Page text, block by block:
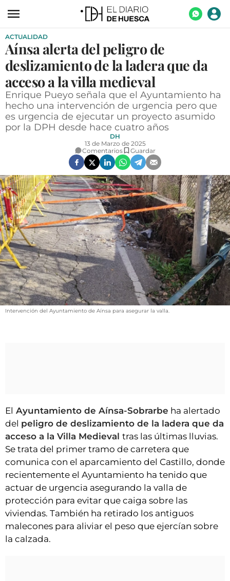
ACTUALIDAD
ECONOMÍA
TURISMO
AGROALIMENTACIÓN
DEPORTES
SOCIEDAD
OPINIÓN
GALERÍAS
VÍDEOS
CONTACTAR
FIESTAS EN EL ALTO ARAGÓN
FIESTAS DE SAN LORENZO
AGENDA
CLUB DEL AMIGO MILITANTE
INICIAR SESIÓN
ACTUALIDAD
Aínsa alerta del peligro de
deslizamiento de la ladera que da
acceso a la villa medieval
Enrique Pueyo señala que el Ayuntamiento ha
hecho una intervención de urgencia pero que
es urgencia de ejecutar un proyecto asumido
por la DPH desde hace cuatro años
DH
13 de Marzo de 2025
Comentarios
Guardar
Intervención del Ayuntamiento de Aínsa para asegurar la valla.
El Ayuntamiento de Aínsa-Sobrarbe ha alertado
del peligro de deslizamiento de la ladera que da
acceso a la Villa Medieval tras las últimas lluvias.
Se trata del primer tramo de carretera que
comunica con el aparcamiento del Castillo, donde
recientemente el Ayuntamiento ha tenido que
actuar de urgencia asegurando la valla de
protección para evitar que caiga sobre las
viviendas. También ha retirado los antiguos
malecones para aliviar el peso que ejercían sobre
la calzada.